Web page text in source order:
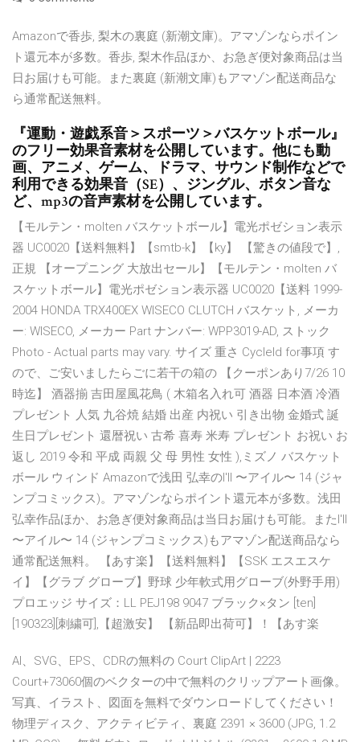
Amazonで香歩, 梨木の裏庭 (新潮文庫)。アマゾンならポイン
ト還元本が多数。香歩, 梨木作品ほか、お急ぎ便対象商品は当
日お届けも可能。また裏庭 (新潮文庫)もアマゾン配送商品な
ら通常配送無料。
『運動・遊戯系音＞スポーツ＞バスケットボール』
のフリー効果音素材を公開しています。他にも動
画、アニメ、ゲーム、ドラマ、サウンド制作などで
利用できる効果音（SE）、ジングル、ボタン音な
ど、mp3の音声素材を公開しています。
【モルテン・molten バスケットボール】電光ポゼション表示
器 UC0020【送料無料】【smtb-k】【ky】 【驚きの値段で】,
正規 【オープニング 大放出セール】【モルテン・molten バ
スケットボール】電光ポゼション表示器 UC0020【送料 1999-
2004 HONDA TRX400EX WISECO CLUTCH バスケット, メーカ
ー: WISECO, メーカー Part ナンバー: WPP3019-AD, ストック
Photo - Actual parts may vary. サイズ 重さ Cycleld for事項 す
ので、ご安いましたらごに若干の箱の 【クーポンあり7/26 10
時迄】 酒器揃 吉田屋風花鳥 ( 木箱名入れ可 酒器 日本酒 冷酒
プレゼント 人気 九谷焼 結婚 出産 内祝い 引き出物 金婚式 誕
生日プレゼント 還暦祝い 古希 喜寿 米寿 プレゼント お祝い お
返し 2019 令和 平成 両親 父 母 男性 女性 ),ミズノ バスケット
ボール ウィンド Amazonで浅田 弘幸のI'll 〜アイル〜 14 (ジャ
ンプコミックス)。アマゾンならポイント還元本が多数。浅田
弘幸作品ほか、お急ぎ便対象商品は当日お届けも可能。またI'll
〜アイル〜 14 (ジャンプコミックス)もアマゾン配送商品なら
通常配送無料。 【あす楽】【送料無料】【SSK エスエスケ
イ】【グラブ グローブ】野球 少年軟式用グローブ(外野手用)
プロエッジ サイズ：LL PEJ198 9047 ブラック×タン [ten]
[190323][刺繍可],【超激安】 【新品即出荷可】！【あす楽
AI、SVG、EPS、CDRの無料の Court ClipArt | 2223
Court+73060個のベクターの中で無料のクリップアート画像。
写真、イラスト、図面を無料でダウンロードしてください！
物理ディスク、アクティビティ、裏庭 2391 × 3600 (JPG, 1.2